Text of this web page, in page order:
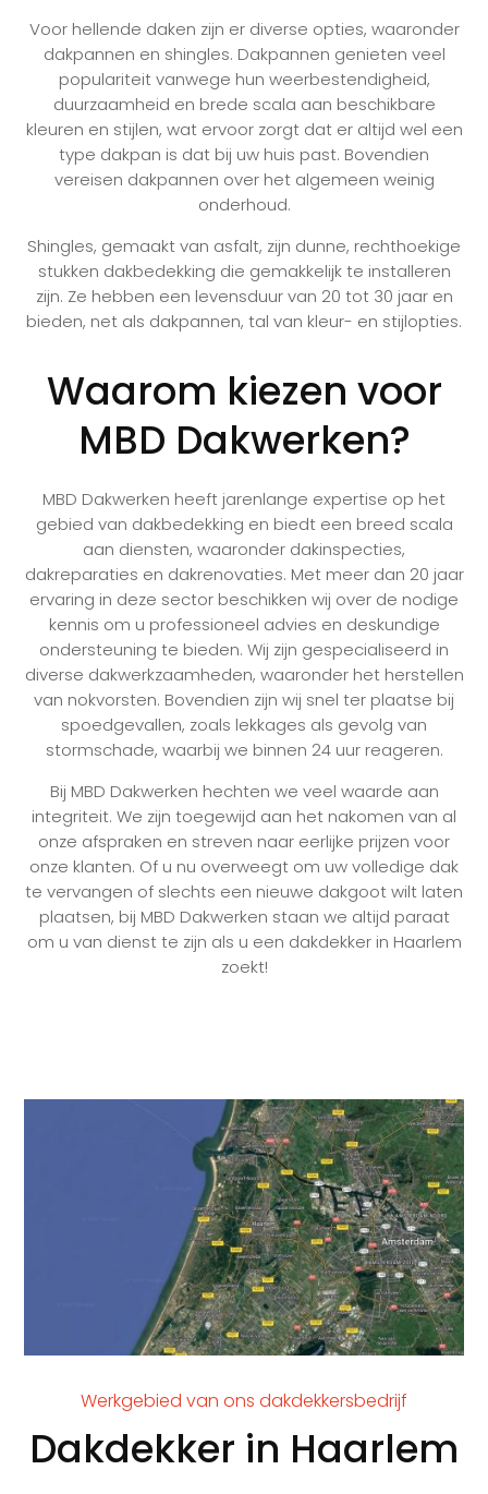
Voor hellende daken zijn er diverse opties, waaronder
dakpannen en shingles. Dakpannen genieten veel
populariteit vanwege hun weerbestendigheid,
duurzaamheid en brede scala aan beschikbare
kleuren en stijlen, wat ervoor zorgt dat er altijd wel een
type dakpan is dat bij uw huis past. Bovendien
vereisen dakpannen over het algemeen weinig
onderhoud.
Shingles, gemaakt van asfalt, zijn dunne, rechthoekige
stukken dakbedekking die gemakkelijk te installeren
zijn. Ze hebben een levensduur van 20 tot 30 jaar en
bieden, net als dakpannen, tal van kleur- en stijlopties.
Waarom kiezen voor
MBD Dakwerken?
MBD Dakwerken heeft jarenlange expertise op het
gebied van dakbedekking en biedt een breed scala
aan diensten, waaronder dakinspecties,
dakreparaties en dakrenovaties. Met meer dan 20 jaar
ervaring in deze sector beschikken wij over de nodige
kennis om u professioneel advies en deskundige
ondersteuning te bieden. Wij zijn gespecialiseerd in
diverse dakwerkzaamheden, waaronder het herstellen
van nokvorsten. Bovendien zijn wij snel ter plaatse bij
spoedgevallen, zoals lekkages als gevolg van
stormschade, waarbij we binnen 24 uur reageren.
Bij MBD Dakwerken hechten we veel waarde aan
integriteit. We zijn toegewijd aan het nakomen van al
onze afspraken en streven naar eerlijke prijzen voor
onze klanten. Of u nu overweegt om uw volledige dak
te vervangen of slechts een nieuwe dakgoot wilt laten
plaatsen, bij MBD Dakwerken staan we altijd paraat
om u van dienst te zijn als u een dakdekker in Haarlem
zoekt!
Werkgebied van ons dakdekkersbedrijf
Dakdekker in Haarlem